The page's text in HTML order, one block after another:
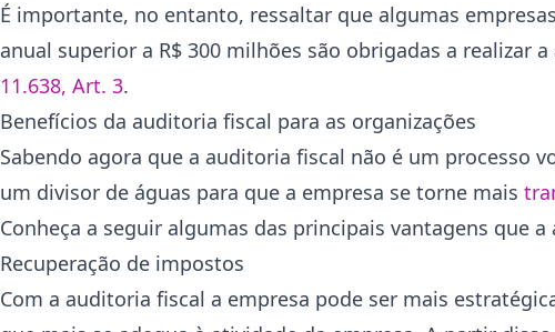
É importante, no entanto, ressaltar que algumas
anual superior a R$ 300 milhões são obrigadas a realizar
11.638, Art. 3.
Benefícios da auditoria fiscal para as organizações
Sabendo agora que a auditoria fiscal não é um processo
um divisor de águas para que a empresa se torne mais
Conheça a seguir algumas das principais vantagens que
Recuperação de impostos
Com a auditoria fiscal a empresa pode ser mais